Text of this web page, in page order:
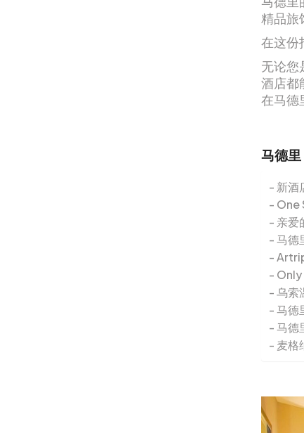
精品旅
在这份
无论您
酒店都
在马德
马德
新酒
One
亲爱
马德
Only
乌索
马德
马德
麦格